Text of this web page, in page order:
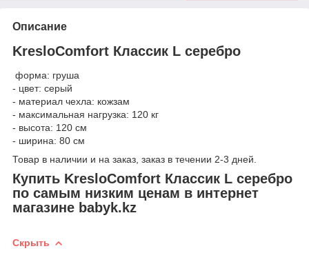
Описание
KresloComfort Классик L серебро
форма: груша
- цвет: серый
- материал чехла: кожзам
- максимальная нагрузка: 120 кг
- высота: 120 см
- ширина: 80 см
Товар в наличии и на заказ, заказ в течении 2-3 дней.
Купить KresloComfort Классик L серебро
по самым низким ценам в интернет
магазине babyk.kz
Скрыть